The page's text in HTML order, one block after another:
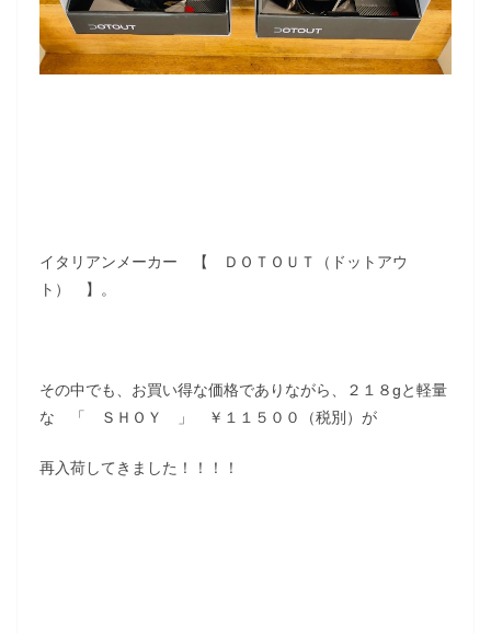
イタリアンメーカー 【 ＤＯＴＯＵＴ（ドットアウ
ト） 】。
その中でも、お買い得な価格でありながら、２１８gと軽量
な 「 ＳＨＯＹ 」 ￥１１５００（税別）が
再入荷してきました！！！！